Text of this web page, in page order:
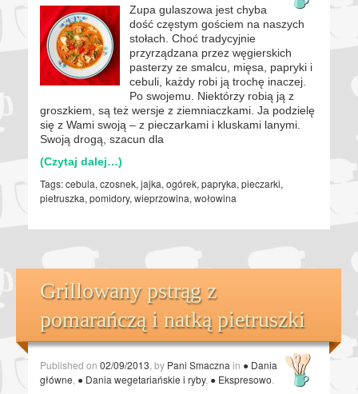
Zupa gulaszowa jest chyba
dość częstym gościem na naszych
stołach. Choć tradycyjnie
przyrządzana przez węgierskich
pasterzy ze smalcu, mięsa, papryki i
cebuli, każdy robi ją trochę inaczej.
Po swojemu. Niektórzy robią ją z
groszkiem, są też wersje z ziemniaczkami. Ja podzielę
się z Wami swoją – z pieczarkami i kluskami lanymi.
Swoją drogą, szacun dla
(Czytaj dalej…)
Tags:cebula, czosnek, jajka, ogórek, papryka, pieczarki,
pietruszka, pomidory, wieprzowina, wołowina
Grillowany pstrąg z
pomarańczą i natką pietruszki
Published on 02/09/2013 , by Pani Smaczna in ● Dania
główne ● Dania wegetariańskie i ryby, ● Ekspresowo